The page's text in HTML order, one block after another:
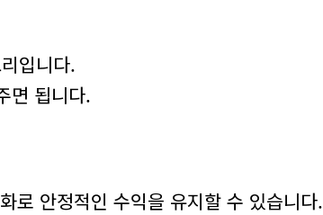
입니다.
면 됩니다.
로 안정적인 수익을 유지할 수 있습니다.